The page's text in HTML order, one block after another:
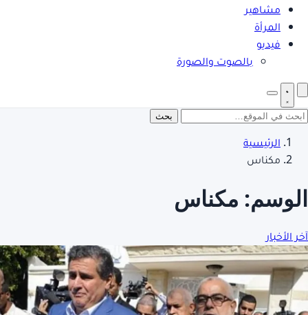
مشاهير
المرأة
فيديو
بالصوت والصورة
بحث
الرئيسية
مكناس
الوسم: مكناس
آخر الأخبار